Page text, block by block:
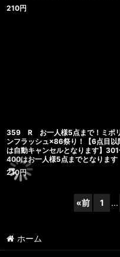
210円
359 R お一人様5点まで！ミポ
ンフラッシュ×86祭り！【6点目以
は自動キャンセルとなります】
400はお一人様5点までとなります
210円
«前 1 ...
ホーム